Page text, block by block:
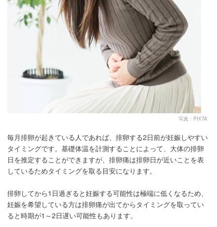
写真：PIXTA
毎月排卵が起きている人であれば、排卵する2日前が妊娠しやすい
タイミングです。基礎体温を計測することによって、大体の排卵
日を推定することができますが、排卵痛は排卵日が近いことを表
しているためタイミングを取る目安になります。
排卵してから1日過ぎると妊娠する可能性は極端に低くなるため、
妊娠を希望している方は排卵痛が出てからタイミングを取ってい
ると時期が1～2日遅い可能性もあります。